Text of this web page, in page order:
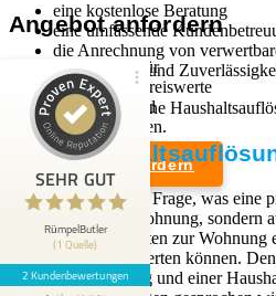
eine kostenlose Beratung
eine umfassende
die Anrechnung von
Schnelligkeit und
Wenn Sie sich für eine
Eine
Die Antwort auf die Frage, was eine
dem Zustand der Wohnung,
Zugangsmöglichkeiten zur
Weiterverkauf verwerten können.
Wohnungsauflösung und einer
Angebot anfordern
Wir sind Experten für
professionelle und preiswerte
Entrümpelungen und
Haushaltsauflösungen.
Angebot anfordern
Rechtliches
Impressum
Datenschutzerklärung
SEHR GUT
RümpelButler
(1 Quelle)
2 Kundenbewertungen
Kundenbewertungen und Erfahrungen zu
RümpelButler
SEHR GUT
5,00 / 5,00
Bewertungen
anderen
Blick aufs ProvenExpert-Profil werfen